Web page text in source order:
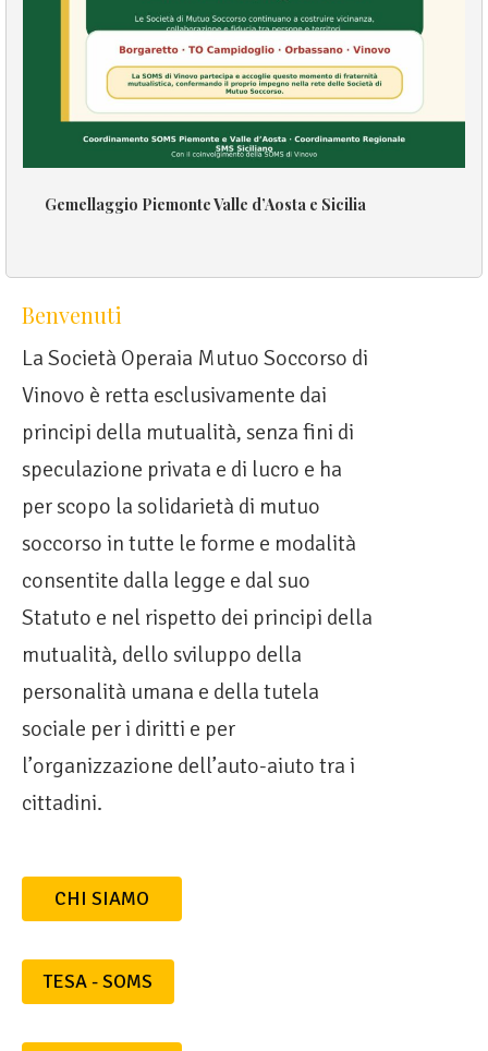
Gemellaggio Piemonte Valle d’Aosta e Sicilia
Benvenuti
La Società Operaia Mutuo Soccorso di
Vinovo è retta esclusivamente dai
principi della mutualità, senza fini di
speculazione privata e di lucro e ha
per scopo la solidarietà di mutuo
soccorso in tutte le forme e modalità
consentite dalla legge e dal suo
Statuto e nel rispetto dei principi della
mutualità, dello sviluppo della
personalità umana e della tutela
sociale per i diritti e per
l’organizzazione dell’auto-aiuto tra i
cittadini.
CHI SIAMO
TESA - SOMS